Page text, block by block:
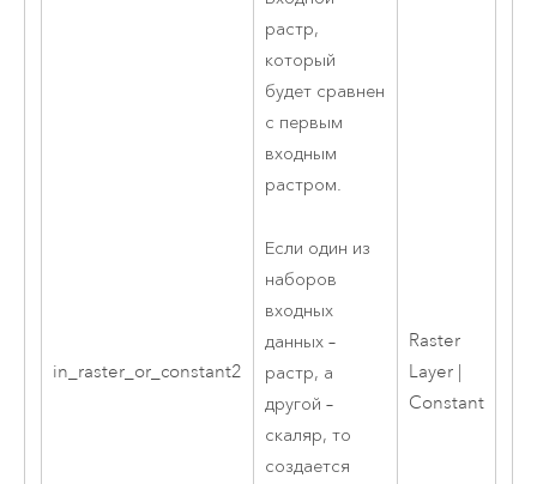
in_raster_or_constant2
растр,
который
будет сравнен
с первым
входным
растром.
Если один из
наборов
входных
данных –
растр, а
другой –
скаляр, то
создается
Raster
Layer |
Constant